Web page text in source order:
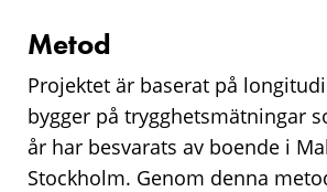
Metod
Projektet är baserat på
bygger på trygghetsmätningar
år har besvarats av boende i
Stockholm. Genom denna